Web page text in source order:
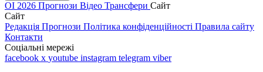
ОІ 2026 Прогнози Відео Трансфери Сайт
Сайт
Редакція Прогнози Політика конфіденційності Правила сайту
Контакти
Соціальні мережі
facebook x youtube instagram telegram viber